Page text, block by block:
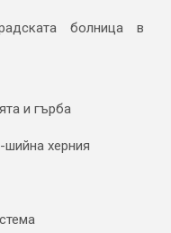
болница в
и гърба
херния